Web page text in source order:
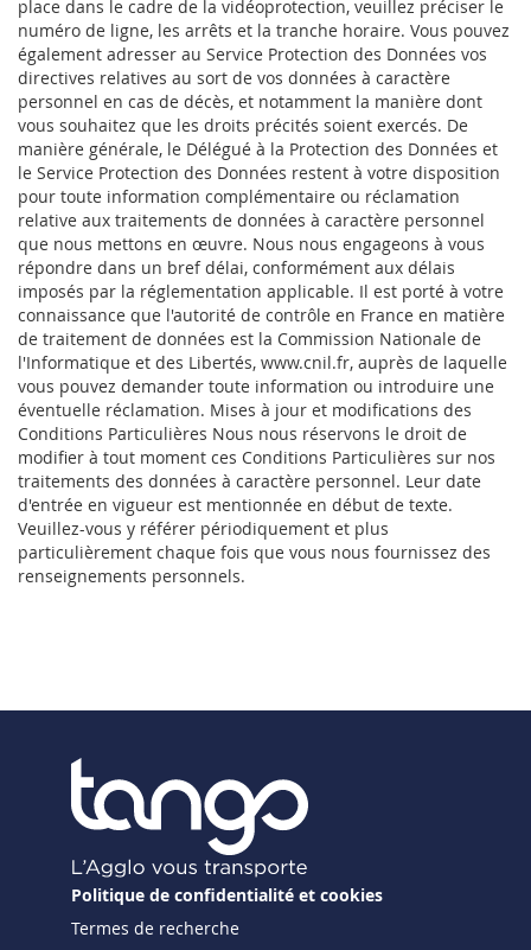
Politique de confidentialité et cookies
Termes de recherche